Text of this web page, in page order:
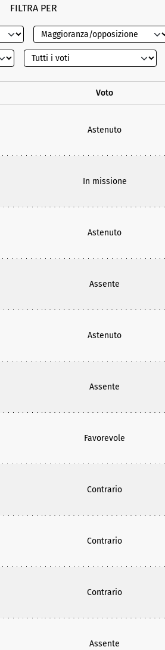
FILTRA PER
Voto
Astenuto
In missione
Astenuto
Assente
Astenuto
Assente
Favorevole
Contrario
Contrario
Contrario
Assente